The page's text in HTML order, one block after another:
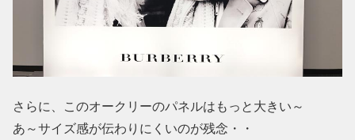
さらに、このオークリーのパネルはもっと大きい～
あ～サイズ感が伝わりにくいのが残念・・